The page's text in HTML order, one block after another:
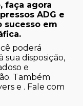
faça agora
ADG e
sucesso em
poderá
sua disposição,
e
Também
e . Fale com